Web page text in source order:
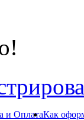
и ОплатаКак